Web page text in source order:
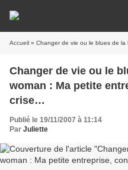
Accueil » Changer de vie ou le blues de la
Changer de vie ou le
woman : Ma petite
crise…
Publié le 19/11/2007 à 11:14
Par Juliette